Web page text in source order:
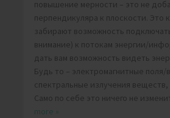
повышение мерности – это не
перпендикуляра к плоскости. Это
забирают возможность
внимание) к потокам энергии/
дать вам возможность видеть
Будь то – электромагнитные
спектральные излучения веществ,
Само по себе это ничего не
more »